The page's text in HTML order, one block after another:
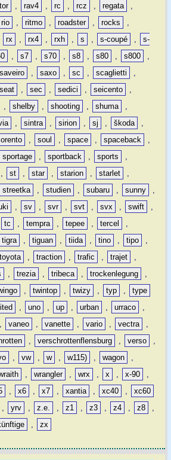
, rav4 , rc , rcz , regata
,
rio , ritmo , roadster , rocks
,
rx , rx4 , rxh , s , s-coupé ,
s-
, s7 , s70 , s8 , s80 , s800
,
saveiro , saxo , sc , scaglietti
,
seat , sec , sedici , seicento
,
, shelby , shooting , shuma
,
, sintra , sirion , sj , škoda
,
, soul , space , spaceback
,
sportage , sportback , sports
,
, st , star , starion , starlet
,
streetka , studien , subaru , sunny
,
, sv , svr , svt , svx , swift
,
tc , tempra , tepee , tercel
,
tigra , tiguan , tiida , tino , tipo
,
toyota , traction , trafic , trajet
,
, trezia , tribeca , trockenlegung
,
, twintop , twizy , typ ,
type
, uno , up , urban , urraco
,
, vaneo , vanette , vario , vectra
,
, verschrottenflensburg , verso
,
, vw , w , w115) , wagon
,
, wrangler , wrx , x , x-90
,
, x6 , x7 , xantia , xc40 ,
xc60
, yrv , z.e. , z1 , z3 , z4 , z8
,
, zx